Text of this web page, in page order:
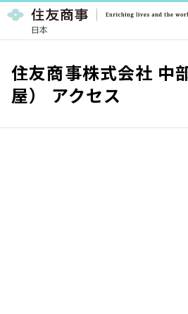
日本
住友商事株式会社 中
屋） アクセス